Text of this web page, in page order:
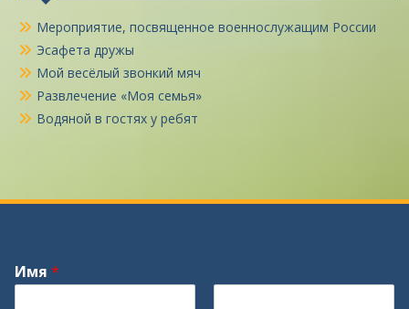
Мероприятие, посвященное военнослужащим России
Эсафета дружы
Мой весёлый звонкий мяч
Развлечение «Моя семья»
Водяной в гостях у ребят
Имя *